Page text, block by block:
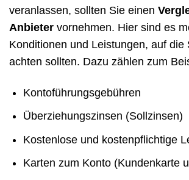
veranlassen, sollten Sie einen
Anbieter vornehmen. Hier sind es
Konditionen und Leistungen, auf die
achten sollten. Dazu zählen zum
Kontoführungsgebühren
Überziehungszinsen (Sollzinsen)
Kostenlose und kostenpflichtige
Karten zum Konto (Kundenkarte